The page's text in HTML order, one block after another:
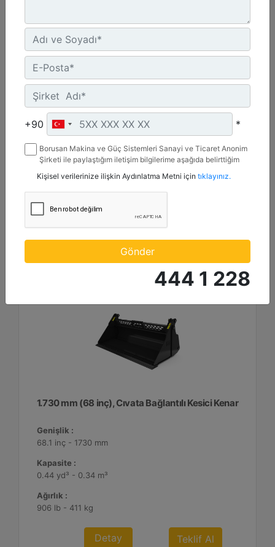
2.642 mm (104 inç), Cıvata Bağlantılı Kesici Kenar
Genişlik :
104 inç - 2642 mm
Kapasite :
1.74 yd³ - 1.33 m³
Ağırlık :
921.5 lb - 418 kg
1.730 mm (68 inç), Cıvata Bağlantılı Kesici Kenar
Genişlik :
68.1 inç - 1730 mm
Kapasite :
0.44 yd³ - 0.34 m³
Ağırlık :
906 lb - 411 kg
Detay Teklif Al
+90 *
Borusan Makina ve Güç Sistemleri Sanayi ve Ticaret Anonim
Şirketi ile paylaştığım iletişim bilgilerime aşağıda belirttiğim
mesaj gönderilmesine izin veriyorum.
Kişisel verilerinize ilişkin Aydınlatma Metni için tıklayınız.
Gönder
444 1 228